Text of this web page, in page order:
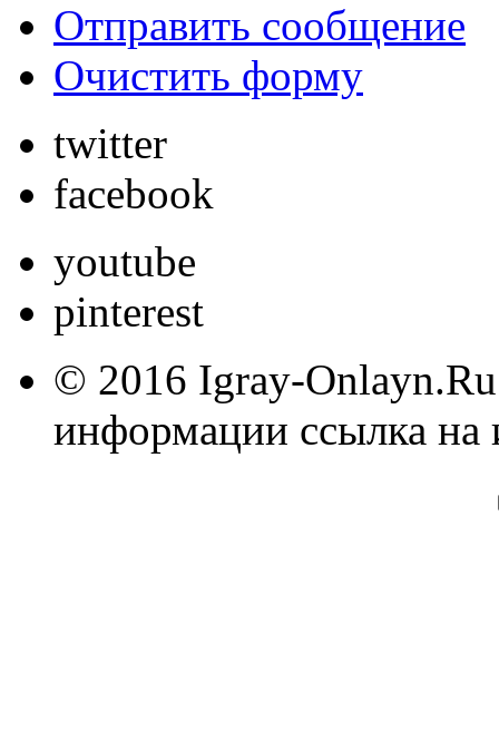
Отправить сообщение
Очистить форму
twitter
facebook
youtube
pinterest
© 2016 Igray-
информации ссылка на